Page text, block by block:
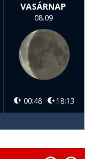
VASÁRNAP
08.09
00:48 18:13